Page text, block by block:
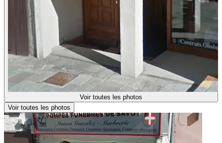
Voir toutes les photos
Voir toutes les photos